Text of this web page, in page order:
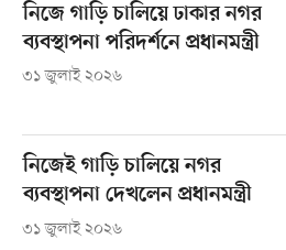
নিজে গাড়ি চালিয়ে ঢাকার নগর
ব্যবস্থাপনা পরিদর্শনে প্রধানমন্ত্রী
৩১ জুলাই ২০২৬
নিজেই গাড়ি চালিয়ে নগর
ব্যবস্থাপনা দেখলেন প্রধানমন্ত্রী
৩১ জুলাই ২০২৬